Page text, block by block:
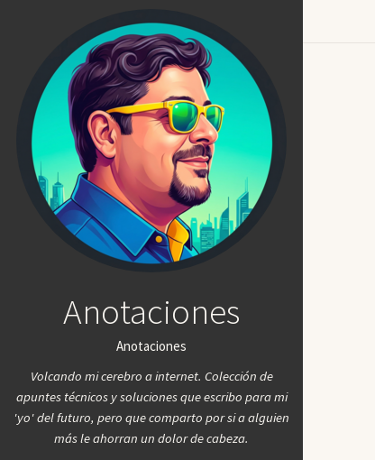
Anotaciones
Anotaciones
Volcando mi cerebro a internet. Colección de
apuntes técnicos y soluciones que escribo para mi
'yo' del futuro, pero que comparto por si a alguien
más le ahorran un dolor de cabeza.